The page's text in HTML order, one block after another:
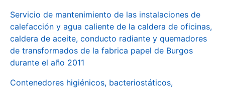
Servicio de mantenimiento de las instalaciones de
calefacción y agua caliente de la caldera de oficinas,
caldera de aceite, conducto radiante y quemadores
de transformados de la fabrica papel de Burgos
durante el año 2011
Contenedores higiénicos, bacteriostáticos,